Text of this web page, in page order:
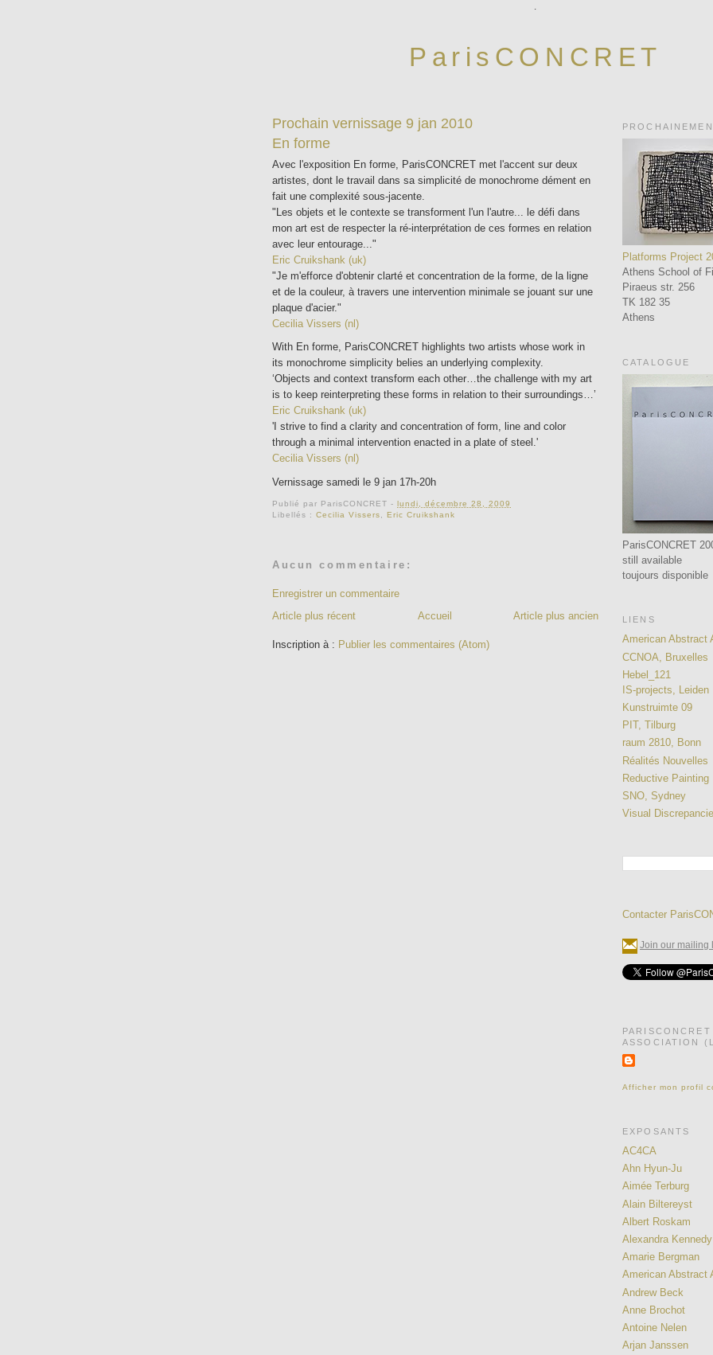
.
ParisCONCRET
Prochain vernissage 9 jan 2010
En forme
Avec l'exposition En forme, ParisCONCRET met l'accent sur deux
artistes, dont le travail dans sa simplicité de monochrome dément en
fait une complexité sous-jacente.
"Les objets et le contexte se transforment l'un l'autre... le défi dans
mon art est de respecter la ré-interprétation de ces formes en relation
avec leur entourage..."
Eric Cruikshank (uk)
"Je m'efforce d'obtenir clarté et concentration de la forme, de la ligne
et de la couleur, à travers une intervention minimale se jouant sur une
plaque d'acier."
Cecilia Vissers (nl)
With En forme, ParisCONCRET highlights two artists whose work in
its monochrome simplicity belies an underlying complexity.
‘Objects and context transform each other…the challenge with my art
is to keep reinterpreting these forms in relation to their surroundings…’
Eric Cruikshank (uk)
'I strive to find a clarity and concentration of form, line and color
through a minimal intervention enacted in a plate of steel.'
Cecilia Vissers (nl)
Vernissage samedi le 9 jan 17h-20h
Publié par ParisCONCRET -lundi, décembre 28, 2009
Libellés :Cecilia Vissers ,Eric Cruikshank
Aucun commentaire:
Enregistrer un commentaire
Article plus récent
Article plus ancien
Accueil
Inscription à : Publier les commentaires (Atom)
Platforms Project
Athens School of
Piraeus str. 256
TK 182 35
Athens
CATALOGUE
ParisCONCRET
still available
toujours disponible
LIENS
American Abstract
CCNOA, Bruxelles
Hebel_121
IS-projects, Leiden
Kunstruimte 09
PIT, Tilburg
raum 2810, Bonn
Réalités Nouvelles
Reductive Painting
SNO, Sydney
Visual
Contacter
Join our mailing
PARISCONCRET
ASSOCIATION
Afficher mon profil
EXPOSANTS
AC4CA
Ahn Hyun-Ju
Aimée Terburg
Alain Biltereyst
Albert Roskam
Alexandra Kennedy
Amarie Bergman
American Abstract
Andrew Beck
Anne Brochot
Antoine Nelen
Arjan Janssen